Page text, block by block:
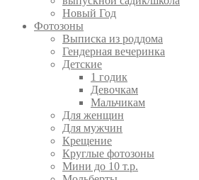
Новый Год
Фотозоны
Выписка из роддома
Гендерная вечеринка
Детские
1 годик
Девочкам
Мальчикам
Для женщин
Для мужчин
Крещение
Круглые фотозоны
Мини до 10 т.р.